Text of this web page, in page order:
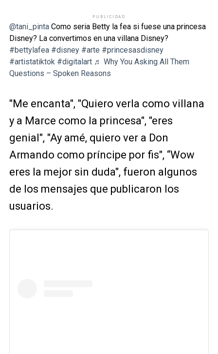
PUBLICIDAD
@tani_pintaComo seria Betty la fea si fuese una princesa
Disney? La convertimos en una villana Disney?
#bettylafea #disney #arte #princesasdisney
#artistatiktok #digitalart ♬ Why You Asking All Them
Questions – Spoken Reasons
"Me encanta", "Quiero verla como villana
y a Marce como la princesa", "eres
genial", "Ay amé, quiero ver a Don
Armando como príncipe por fis", “Wow
eres la mejor sin duda", fueron algunos
de los mensajes que publicaron los
usuarios.